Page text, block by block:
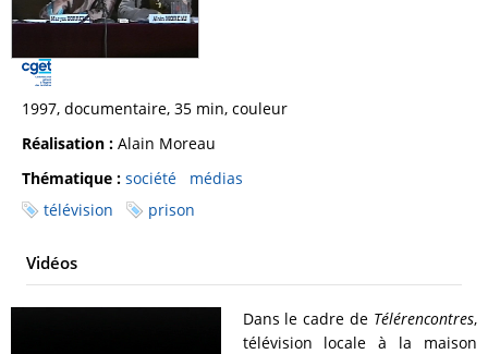
1997, documentaire, 35 min, couleur
Réalisation : Alain Moreau
Thématique : société
médias
télévision
prison
Vidéos
Dans le cadre de Télérencontres,
télévision locale à la maison